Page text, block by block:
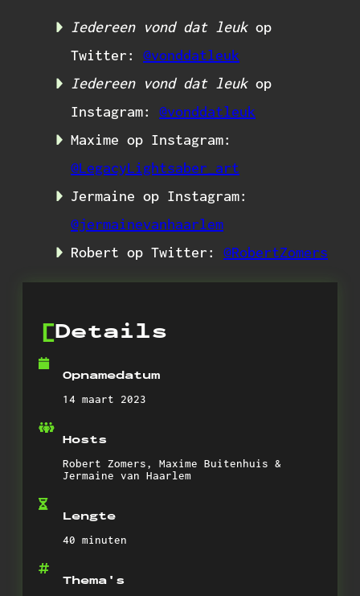
Iedereen vond dat leukop
Twitter: @vonddatleuk
Iedereen vond dat leukop
Instagram: @vonddatleuk
Maxime op Instagram:
@LegacyLightsaber_art
Jermaine op Instagram:
@jermainevanhaarlem
Robert op Twitter: @RobertZomers
Details
Opnamedatum
14 maart 2023
Hosts
Robert Zomers, Maxime Buitenhuis &
Jermaine van Haarlem
Lengte
40 minuten
Thema's